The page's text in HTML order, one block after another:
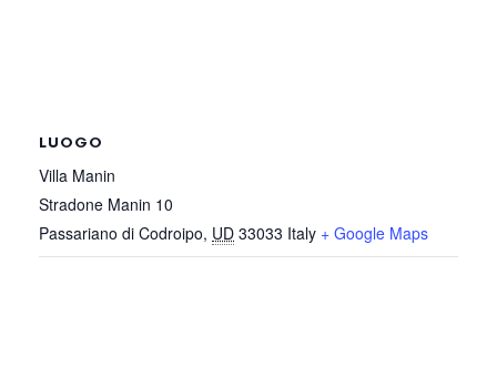
LUOGO
Villa Manin
Stradone Manin 10
Passariano di Codroipo, UD 33033 Italy + Google Maps